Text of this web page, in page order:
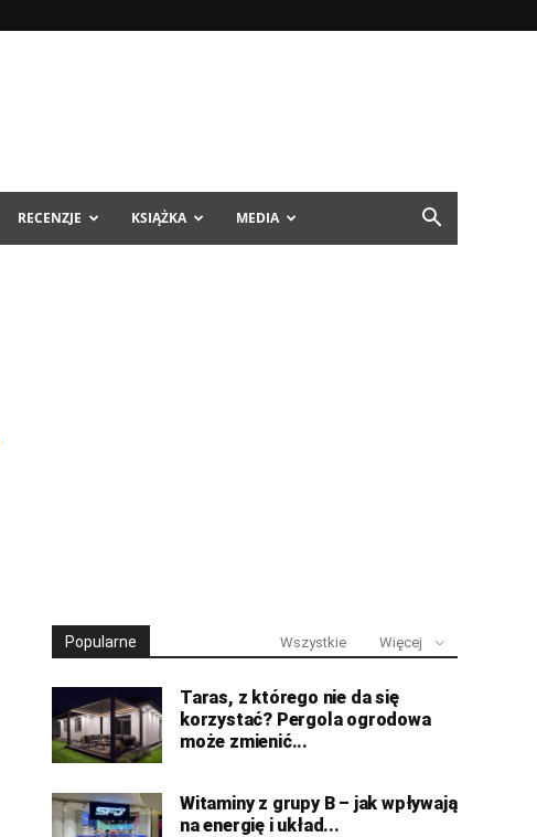
RECENZJE KSIĄŻKA MEDIA
Popularne Wszystkie Więcej
Taras, z którego nie da się
korzystać? Pergola ogrodowa
może zmienić...
Witaminy z grupy B – jak wpływają
na energię i układ...